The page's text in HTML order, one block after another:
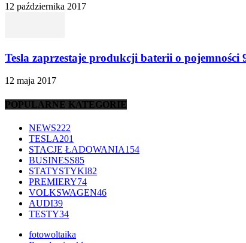
12 października 2017
Tesla zaprzestaje produkcji baterii o pojemności
12 maja 2017
POPULARNE KATEGORIE
NEWS222
TESLA201
STACJE ŁADOWANIA154
BUSINESS85
STATYSTYKI82
PREMIERY74
VOLKSWAGEN46
AUDI39
TESTY34
fotowoltaika